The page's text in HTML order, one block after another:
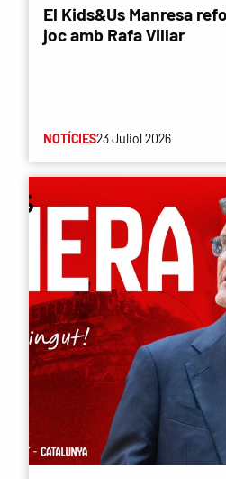
El Kids&Us Manresa
joc amb Rafa Villar
NOTÍCIES23 Juliol 2026